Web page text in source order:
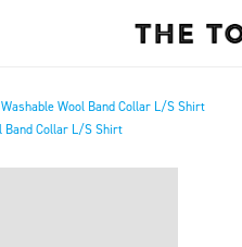
Wool Band Collar L/S Shirt
Band Collar L/S Shirt